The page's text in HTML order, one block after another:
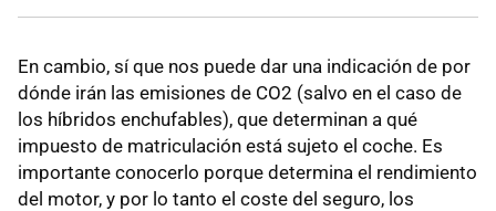
En cambio, sí que nos puede dar una indicación de por
dónde irán las emisiones de CO2 (salvo en el caso de
los híbridos enchufables), que determinan a qué
impuesto de matriculación está sujeto el coche. Es
importante conocerlo porque determina el rendimiento
del motor, y por lo tanto el coste del seguro, los